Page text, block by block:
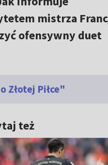
mistrza
ofensywny duet
Złotej Piłce"
też